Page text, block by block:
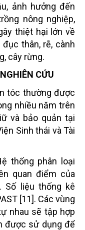
ảnh hưởng đến
nông nghiệp,
thiệt hại lớn về
thân, rễ, cành
cây rừng.
CỨU
tóc thường được
nhiều năm trên
và bảo quản tại
Sinh thái và Tài
thống phân loại
quan điểm của
Số liệu thống kê
[11]. Các vùng
nhau sẽ tập hợp
được sử dụng để